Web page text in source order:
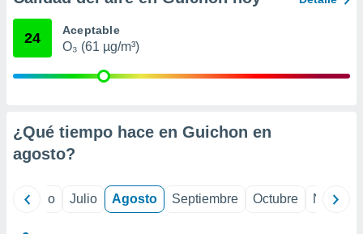
e
24 Aceptable
O₃ (61 µg/m³)
¿Qué tiempo hace en Guichon en
agosto?
Junio Julio Agosto Septiembre Octubre